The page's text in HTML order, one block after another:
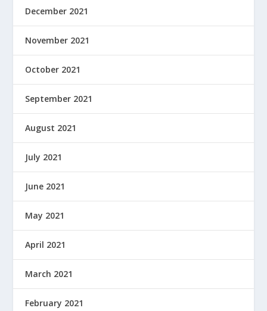
December 2021
November 2021
October 2021
September 2021
August 2021
July 2021
June 2021
May 2021
April 2021
March 2021
February 2021